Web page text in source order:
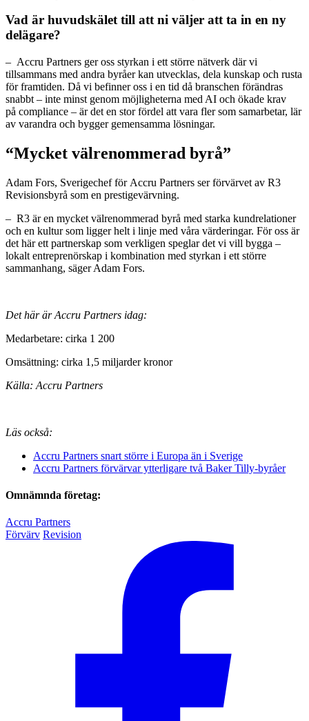
Vad är huvudskälet till att ni väljer att ta in en ny
delägare?
– Accru Partners ger oss styrkan i ett större nätverk där vi
tillsammans med andra byråer kan utvecklas, dela kunskap och rusta
för framtiden. Då vi befinner oss i en tid då branschen förändras
snabbt – inte minst genom möjligheterna med AI och ökade krav
på compliance – är det en stor fördel att vara fler som samarbetar, lär
av varandra och bygger gemensamma lösningar.
“Mycket välrenommerad byrå”
Adam Fors, Sverigechef för Accru Partners ser förvärvet av R3
Revisionsbyrå som en prestigevärvning.
– R3 är en mycket välrenommerad byrå med starka kundrelationer
och en kultur som ligger helt i linje med våra värderingar. För oss är
det här ett partnerskap som verkligen speglar det vi vill bygga –
lokalt entreprenörskap i kombination med styrkan i ett större
sammanhang, säger Adam Fors.
Det här är Accru Partners idag:
Medarbetare: cirka 1 200
Omsättning: cirka 1,5 miljarder kronor
Källa: Accru Partners
Läs också:
Accru Partners snart större i Europa än i Sverige
Accru Partners förvärvar ytterligare två Baker Tilly-byråer
Omnämnda företag:
Accru Partners
Förvärv Revision